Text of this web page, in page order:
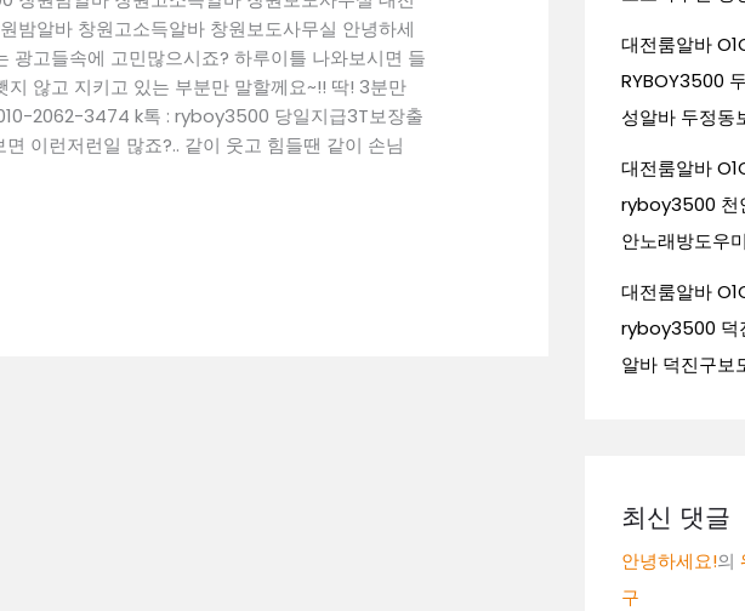
밤알바 창원고소득알바 창원보도사무실 안녕하세
광고들속에 고민많으시죠? 하루이틀 나와보시면 들
않고 지키고 있는 부분만 말할께요~!! 딱! 3분만
2062-3474 k톡 : ryboy3500 당일지급3T보장출
이런저런일 많죠?.. 같이 웃고 힘들땐 같이 손님
대전룸알바
RYBOY3500
성알바 두정동
대전룸알바
ryboy3500 천
안노래방도우미
대전룸알바
ryboy3500 덕
알바 덕진구보
최신 댓글
안녕하세요!의
구